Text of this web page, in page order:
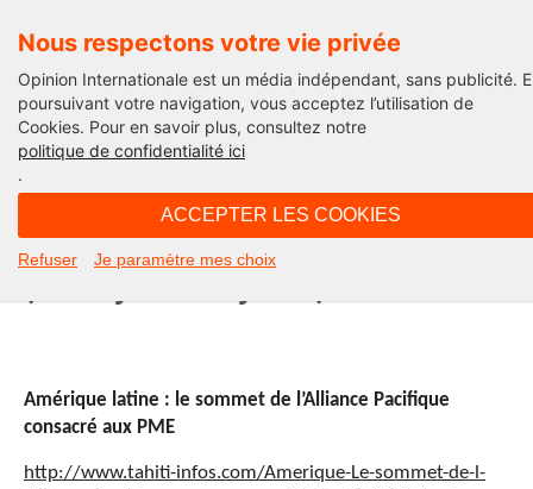
Nous respectons votre vie privée
Opinion Internationale est un média indépendant, sans publicité.
poursuivant votre navigation, vous acceptez l’utilisation de
Cookies. Pour en savoir plus, consultez notre
politique de confidentialité ici
.
ACCEPTER LES COOKIES
Refuser Je paramètre mes choix
International
Une Semaine en Amérique latine
Amérique latine : le sommet de l’Alliance Pacifique
consacré aux PME
http://www.tahiti-infos.com/Amerique-Le-sommet-de-l-